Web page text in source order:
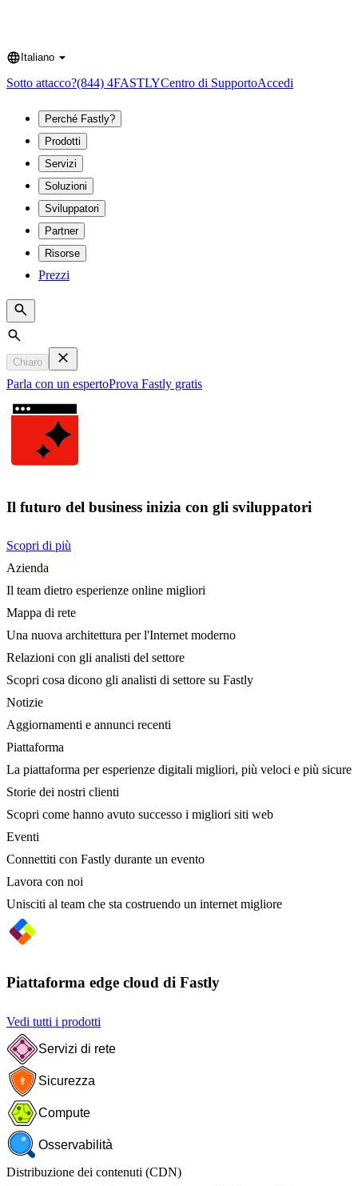
Language
Italiano
Sotto attacco?(844) 4FASTLYCentro di SupportoAccedi
Perché Fastly?
Prodotti
Servizi
Soluzioni
Sviluppatori
Partner
Risorse
Prezzi
Search
Chiaro
Parla con un espertoProva Fastly gratis
Il futuro del business inizia con gli sviluppatori
Scopri di più
Azienda
Il team dietro esperienze online migliori
Mappa di rete
Una nuova architettura per l'Internet moderno
Relazioni con gli analisti del settore
Scopri cosa dicono gli analisti di settore su Fastly
Notizie
Aggiornamenti e annunci recenti
Piattaforma
La piattaforma per esperienze digitali migliori, più veloci e più sicure
Storie dei nostri clienti
Scopri come hanno avuto successo i migliori siti web
Eventi
Connettiti con Fastly durante un evento
Lavora con noi
Unisciti al team che sta costruendo un internet migliore
Piattaforma edge cloud di Fastly
Vedi tutti i prodotti
Servizi di rete
Sicurezza
Compute
Osservabilità
Distribuzione dei contenuti (CDN)